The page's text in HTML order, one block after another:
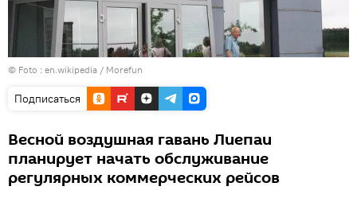
© Foto : en.wikipedia / Morefun
Подписаться
Весной воздушная гавань Лиепаи
планирует начать обслуживание
регулярных коммерческих рейсов